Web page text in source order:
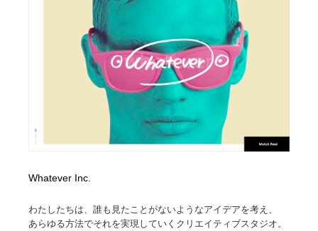
Whatever Inc.
わたしたちは、誰も見たことがないようなアイデアを考え、
あらゆる方法でそれを実現していくクリエイティブスタジオ。